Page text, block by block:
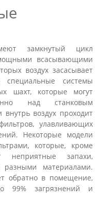
замкнутый цикл
всасывающими
воздух засасывает
системы
шахт, которые могут
над станковым
воздух проходит
улавливающих
Некоторые модели
которые, кроме
неприятные запахи,
материалами.
обратно в помещение,
99% загрязнений и